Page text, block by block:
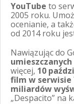
YouTube to
2005 roku.
ocenianie, a
od 2014 roku
Nawiązując do
więcej, 10
film w serwisie
miliardów
„Despacito” na